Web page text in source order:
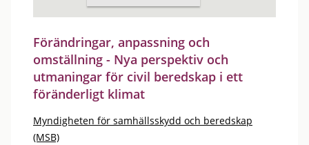
Förändringar, anpassning och
omställning - Nya perspektiv och
utmaningar för civil beredskap i ett
föränderligt klimat
Myndigheten för samhällsskydd och beredskap
(MSB)